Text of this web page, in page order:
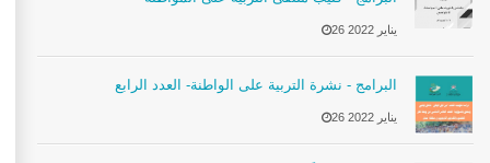
26 يناير 2022
البرامج - نشرة التربية على الواطنة- العدد الرابع
26 يناير 2022